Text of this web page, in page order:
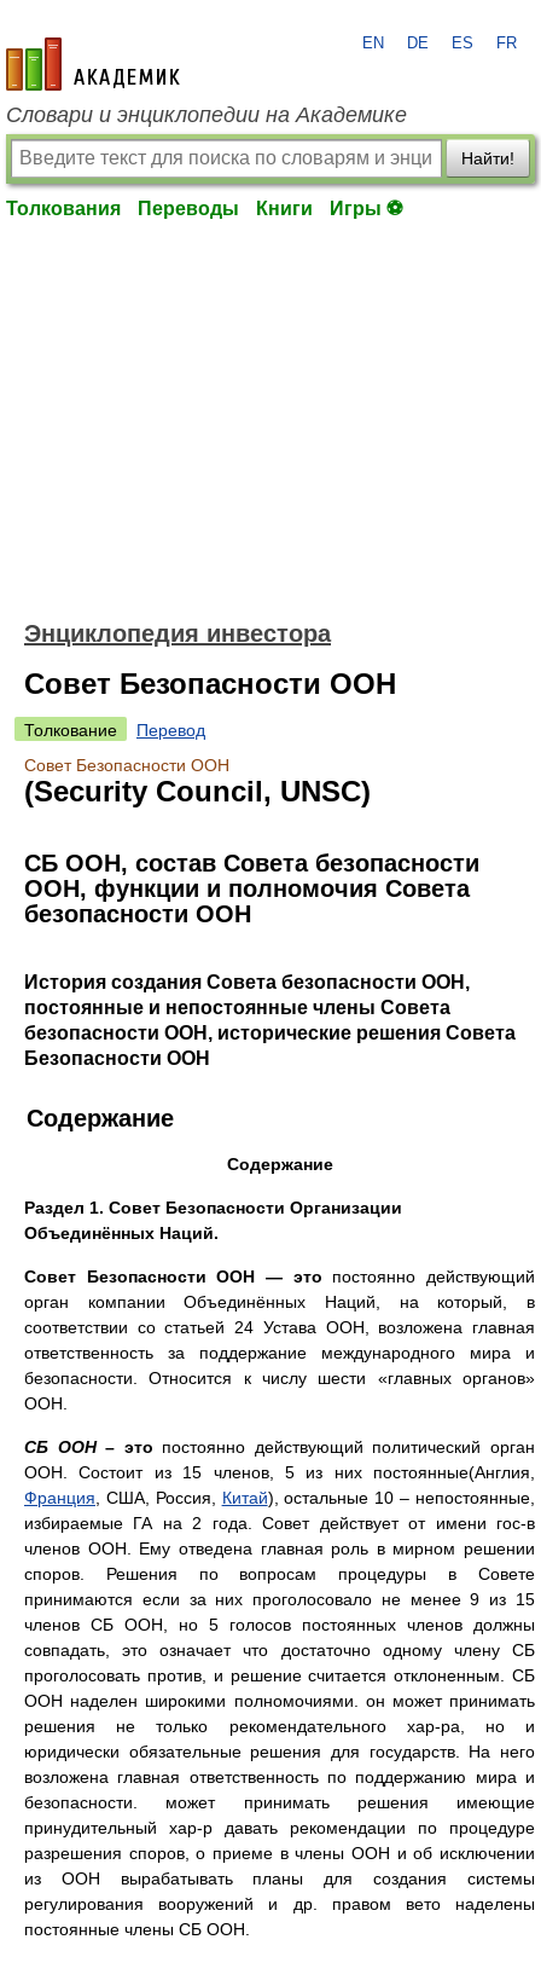
academic.ru
EN DE ES FR
Словари и энциклопедии на Академике
Найти!
Толкования Переводы Книги Игры ⚽
Энциклопедия инвестора
Совет Безопасности ООН
Толкование
Перевод
Совет Безопасности ООН
(Security Council, UNSC)
СБ ООН, состав Совета безопасности
ООН, функции и полномочия Совета
безопасности ООН
История создания Совета безопасности ООН,
постоянные и непостоянные члены Совета
безопасности ООН, исторические решения Совета
Безопасности ООН
Содержание
Содержание
Раздел 1. Совет Безопасности Организации
Объединённых Наций.
Совет Безопасности ООН — это постоянно действующий
орган компании Объединённых Наций, на который, в
соответствии со статьей 24 Устава ООН, возложена главная
ответственность за поддержание международного мира и
безопасности. Относится к числу шести «главных органов»
ООН.
СБ ООН– это постоянно действующий политический орган
ООН. Состоит из 15 членов, 5 из них постоянные(Англия,
Франция , США, Россия, Китай), остальные 10 – непостоянные,
избираемые ГА на 2 года. Совет действует от имени гос-в
членов ООН. Ему отведена главная роль в мирном решении
споров. Решения по вопросам процедуры в Совете
принимаются если за них проголосовало не менее 9 из 15
членов СБ ООН, но 5 голосов постоянных членов должны
совпадать, это означает что достаточно одному члену СБ
проголосовать против, и решение считается отклоненным. СБ
ООН наделен широкими полномочиями. он может принимать
решения не только рекомендательного хар-ра, но и
юридически обязательные решения для государств. На него
возложена главная ответственность по поддержанию мира и
безопасности. может принимать решения имеющие
принудительный хар-р давать рекомендации по процедуре
разрешения споров, о приеме в члены ООН и об исключении
из ООН вырабатывать планы для создания системы
регулирования вооружений и др. правом вето наделены
постоянные члены СБ ООН.